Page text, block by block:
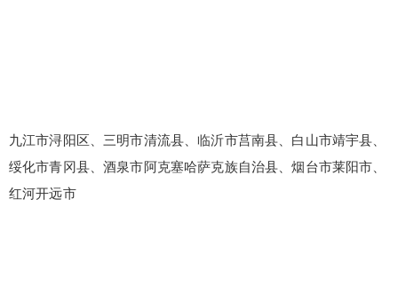
九江市浔阳区、三明市清流县、临沂市莒南县、白山市靖宇县、
绥化市青冈县、酒泉市阿克塞哈萨克族自治县、烟台市莱阳市、
红河开远市